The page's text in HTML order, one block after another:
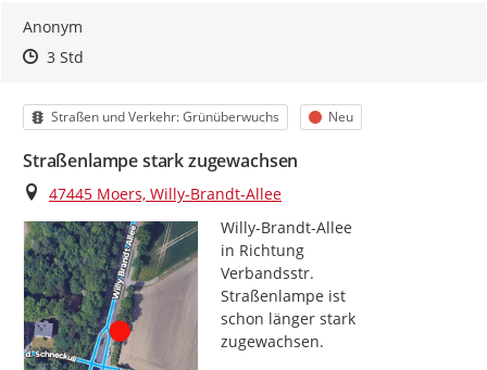
Anonym
Zeitpunkt des Erstellens
Zeitpunkt des Erstellens
3 StdZur Äußerung
Kategorie
Straßen und Verkehr: Grünüberwuchs Status
Neu
Straßenlampe stark zugewachsen
Ort
47445 Moers, Willy-Brandt-Allee
Willy-Brandt-Allee
in Richtung
Verbandsstr.
Straßenlampe ist
schon länger stark
zugewachsen.